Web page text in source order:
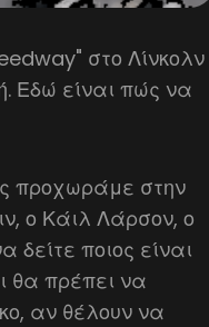
στο Λίνκολν
Εδώ είναι πώς να
προχωράμε στην
ο Κάιλ Λάρσον, ο
ποιος είναι
θα πρέπει να
αν θέλουν να